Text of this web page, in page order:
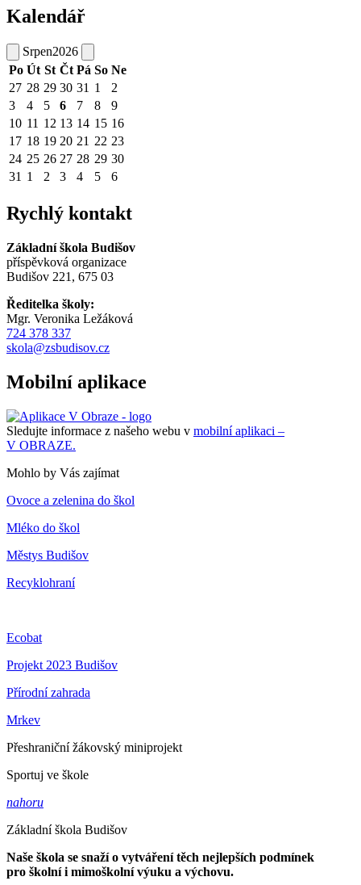
Kalendář
Srpen2026
Po Út St Čt Pá So Ne
27 28 29 30 31 1
2
3
4 5 6 7 8
9
10 11 12 13 14 15 16
17 18 19 20 21 22 23
24 25 26 27 28 29 30
31 1 2 3 4 5 6
Rychlý kontakt
Základní škola Budišov
příspěvková organizace
Budišov 221, 675 03
Ředitelka školy:
Mgr. Veronika Ležáková
724 378 337
skola@zsbudisov.cz
Mobilní aplikace
Sledujte informace z našeho webu v mobilní aplikaci –
V OBRAZE.
Mohlo by Vás zajímat
Ovoce a zelenina do škol
Mléko do škol
Městys Budišov
Recyklohraní
Ecobat
Projekt 2023 Budišov
Přírodní zahrada
Mrkev
Přeshraniční žákovský miniprojekt
Sportuj ve škole
nahoru
Základní škola Budišov
Naše škola se snaží o vytváření těch nejlepších podmínek
pro školní i mimoškolní výuku a výchovu.